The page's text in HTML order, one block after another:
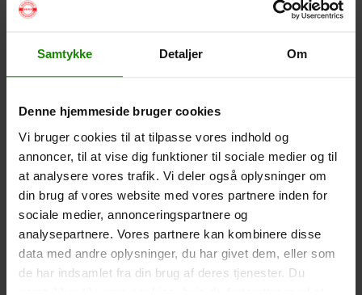
Samtykke Detaljer Om
Denne hjemmeside bruger cookies
Vi bruger cookies til at tilpasse vores indhold og
annoncer, til at vise dig funktioner til sociale medier og til
at analysere vores trafik. Vi deler også oplysninger om
din brug af vores website med vores partnere inden for
sociale medier, annonceringspartnere og
analysepartnere. Vores partnere kan kombinere disse
data med andre oplysninger, du har givet dem, eller som
de har indsamlet fra din brug af deres tjenester. Du
Volumen: 36 liter – Størrelse: 30x30x61cm. –
-
Volume: 6 liter – Størrelse: 18x18x35cm. – Materiale:
- +
Vandtæt Smartphone Etui (+ 60,00kr.)
Størrelse 22,5×11,5cm. Telefonen kan betjenes når
den er i etuiet. Vandtæt ned til 1 meter.
-